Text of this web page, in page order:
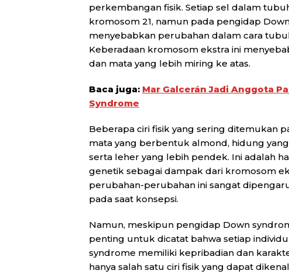
perkembangan fisik. Setiap sel dalam
kromosom 21, namun pada pengidap
menyebabkan perubahan dalam cara
Keberadaan kromosom ekstra ini
dan mata yang lebih miring ke atas.
Baca juga: Mar Galcerán Jadi Anggota
Syndrome
Beberapa ciri fisik yang sering ditemukan
mata yang berbentuk almond, hidung
serta leher yang lebih pendek. Ini adalah
genetik sebagai dampak dari kromosom
perubahan-perubahan ini sangat
pada saat konsepsi.
Namun, meskipun pengidap Down
penting untuk dicatat bahwa setiap
syndrome memiliki kepribadian dan
hanya salah satu ciri fisik yang dapat